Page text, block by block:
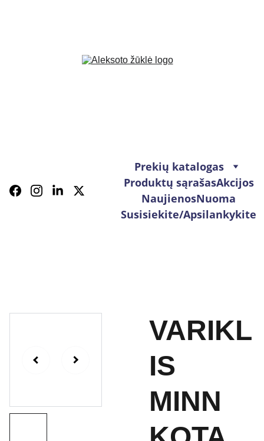
Prekių katalogas
Produktų sąrašasAkcijos
NaujienosNuoma
Susisiekite/Apsilankykite
VARIKL
IS
MINN